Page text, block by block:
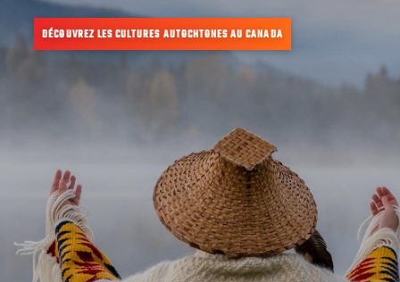
DÉCOUVREZ LES CULTURES AUTOCHTONES AU CANADA